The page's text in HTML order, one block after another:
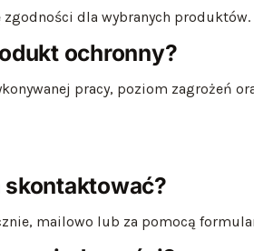
zgodności dla wybranych produktów.
ochronny?
pracy, poziom zagrożeń
mailowo lub za pomocą